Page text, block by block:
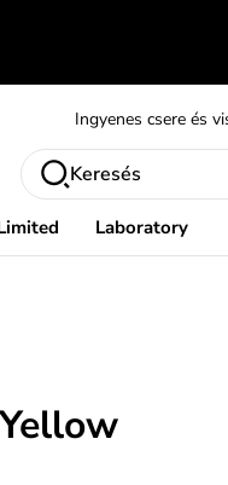
Laboratory
Ingyenes csere és
Keresés